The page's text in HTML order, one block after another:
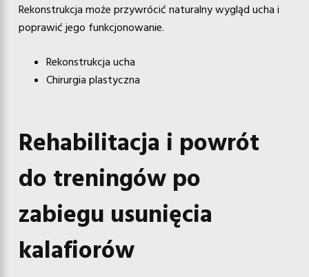
Rekonstrukcja może przywrócić naturalny wygląd ucha i
poprawić jego funkcjonowanie.
Rekonstrukcja ucha
Chirurgia plastyczna
Rehabilitacja i powrót
do treningów po
zabiegu usunięcia
kalafiorów